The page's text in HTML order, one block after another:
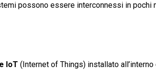
possono essere interconnessi in pochi
IoT (Internet of Things) installato